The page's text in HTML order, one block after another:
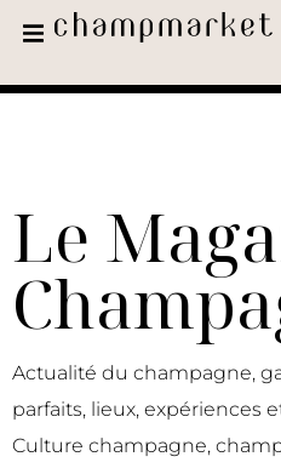
Le
Actualité du champagne,
parfaits, lieux, expériences
Culture champagne,